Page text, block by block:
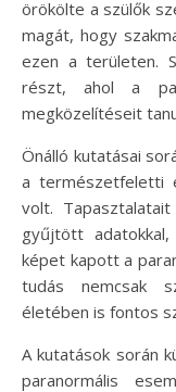
örökölte a szülők
magát, hogy
ezen a területen.
részt, ahol a
megközelítéseit
Önálló kutatásai
a természetfeletti
volt.
gyűjtött
képet kapott a
tudás nemcsak
életében is fontos
A kutatások során
paranormális